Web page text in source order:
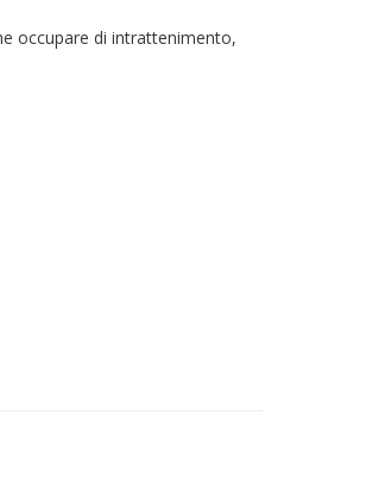
occupare di intrattenimento,